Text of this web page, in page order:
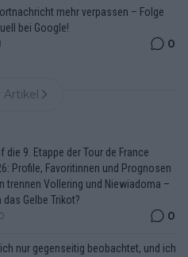
mehr verpassen – Folge
bei Google!
0
Artikel
die 9. Etappe der Tour de France
Profile, Favoritinnen und Prognosen
trennen Vollering und Niewiadoma –
Gelbe Trikot?
0
nur gegenseitig beobachtet, und ich